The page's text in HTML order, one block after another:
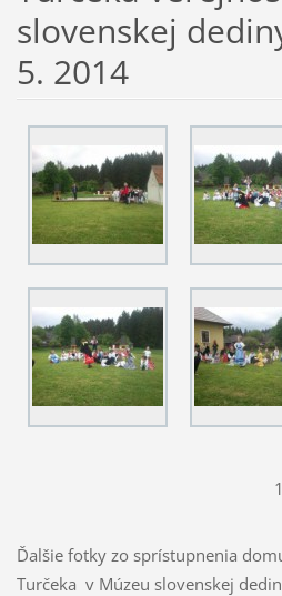
slovenskej
5. 2014
1
Ďalšie fotky zo sprístupnenia
Turčeka v Múzeu slovenskej